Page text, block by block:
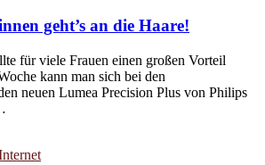
geht’s an die Haare!
für viele Frauen einen großen Vorteil
kann man sich bei den
neuen Lumea Precision Plus von Philips